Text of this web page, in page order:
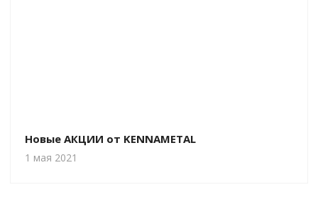
Новые АКЦИИ от KENNAMETAL
1 мая 2021